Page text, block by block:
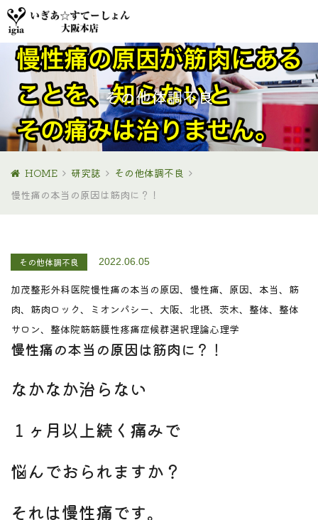
その他体調不良
HOME 研究誌
その他体調不良
慢性痛の本当の原因は筋肉に？！
その他体調不良 2022.06.05
加茂整形外科医院慢性痛の本当の原因、慢性痛、原因、本当、筋
肉、筋肉ロック、ミオンパシー、大阪、北摂、茨木、整体、整体
サロン、整体院筋筋膜性疼痛症候群選択理論心理学
慢性痛の本当の原因は筋肉に？！
なかなか治らない
１ヶ月以上続く痛みで
悩んでおられますか？
それは慢性痛です。